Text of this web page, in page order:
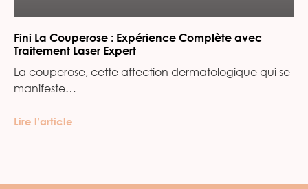
Fini La Couperose : Expérience Complète avec
Traitement Laser Expert
La couperose, cette affection dermatologique qui se
manifeste…
Lire l’article